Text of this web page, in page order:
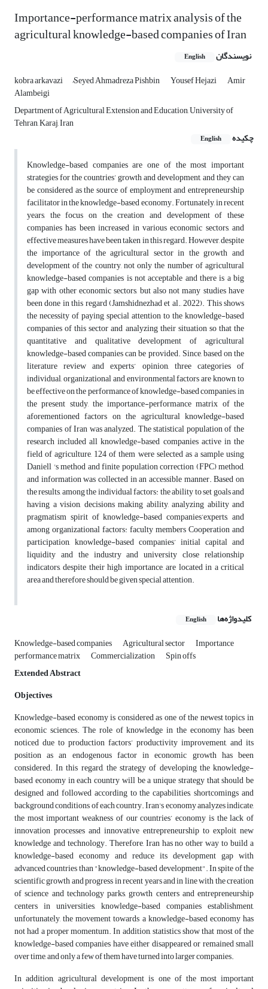
Importance-performance matrix analysis of the
agricultural knowledge-based companies of Iran
نویسندگان English
kobra arkavazi ُSeyed Ahmadreza Pishbin Yousef Hejazi Amir
Alambeigi
Department of Agricultural Extension and Education, University of
Tehran, Karaj, Iran
چکیده
English
Knowledge-based companies are one of the most important
strategies for the countries’ growth and development, and they can
be considered as the source of employment and entrepreneurship
facilitator in the knowledge-based economy. Fortunately, in recent
years, the focus on the creation and development of these
companies has been increased in various economic sectors, and
effective measures have been taken in this regard. However, despite
the importance of the agricultural sector in the growth and
development of the country, not only the number of agricultural
knowledge-based companies is not acceptable and there is a big
gap with other economic sectors, but also not many studies have
been done in this regard (Jamshidnezhad et al., 2022). This shows
the necessity of paying special attention to the knowledge-based
companies of this sector and analyzing their situation so that the
quantitative and qualitative development of agricultural
knowledge-based companies can be provided. Since, based on the
literature review and experts’ opinion, three categories of
individual, organizational and environmental factors are known to
be effective on the performance of knowledge-based companies, in
the present study, the importance-performance matrix of the
aforementioned factors on the agricultural knowledge-based
companies of Iran was analyzed. The statistical population of the
research included all knowledge-based companies active in the
field of agriculture, 124 of them were selected as a sample using
Daniell 's method and finite population correction (FPC) method,
and information was collected in an accessible manner. Based on
the results, among the individual factors: the ability to set goals and
having a vision, decisions making ability, analyzing ability and
pragmatism spirit of knowledge-based companies’experts, and
among organizational factors: faculty members Cooperation and
participation, knowledge-based companies’ initial capital and
liquidity and the industry and university close relationship
indicators, despite their high importance, are located in a critical
area and therefore should be given special attention.
کلیدواژه‌ها English
Knowledge-based companies Agricultural sector Importance
performance matrix Commercialization
Spin offs
Extended Abstract
Objectives
Knowledge-based economy is considered as one of the newest topics in
economic sciences. The role of knowledge in the economy has been
noticed due to production factors’ productivity improvement, and its
position as an endogenous factor in economic growth has been
considered. In this regard, the strategy of developing the knowledge-
based economy in each country will be a unique strategy that should be
designed and followed according to the capabilities, shortcomings and
background conditions of each country. Iran's economy analyzes indicate,
the most important weakness of our countries’ economy is the lack of
innovation processes and innovative entrepreneurship to exploit new
knowledge and technology. Therefore, Iran has no other way to build a
knowledge-based economy and reduce its development gap with
advanced countries than "knowledge-based development". In spite of the
scientific growth and progress in recent years and in line with the creation
of science and technology parks, growth centers and entrepreneurship
centers in universities, knowledge-based companies establishment,
unfortunately, the movement towards a knowledge-based economy has
not had a proper momentum. In addition, statistics show that most of the
knowledge-based companies have either disappeared or remained small
over time, and only a few of them have turned into larger companies.
In addition, agricultural development is one of the most important